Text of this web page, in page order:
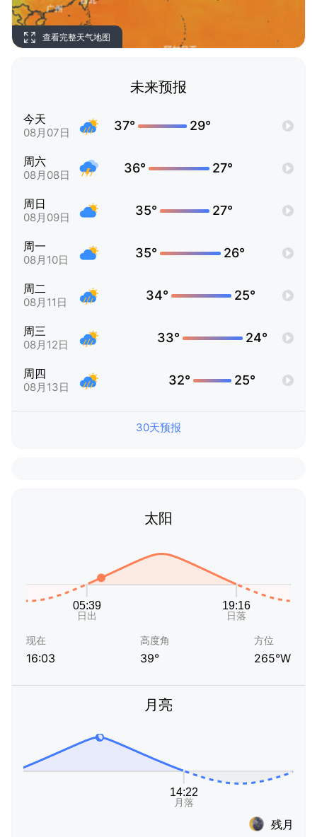
查看完整天气地图
未来预报
今天
08月07日 37° 29°
周六
08月08日 36° 27°
周日
08月09日 35° 27°
周一
08月10日 35° 26°
周二
08月11日 34° 25°
周三
08月12日 33° 24°
周四
08月13日 32° 25°
30天预报
太阳
现在
16:03
高度角
39°
方位
265°W
月亮
残月